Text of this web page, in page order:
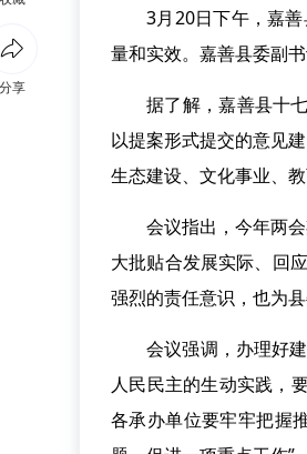
3月20日下午，嘉
量和实效。嘉善县委副
据了解，嘉善县十
以提案形式提交的意见
生态建设、文化事业、教
会议指出，今年两
大批贴合发展实际、回
强烈的责任意识，也为
会议强调，办理好
人民民主的生动实践，
各承办单位要牢牢把握
分享